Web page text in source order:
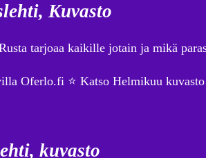
Kuvasto
tarjoaa kaikille jotain ja mikä
Oferlo.fi ⭐ Katso Helmikuu kuvasto
kuvasto